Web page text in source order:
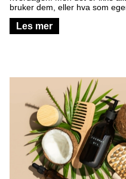
bruker dem, eller hva som
får du svar på de vanligste
forklart.
Les mer